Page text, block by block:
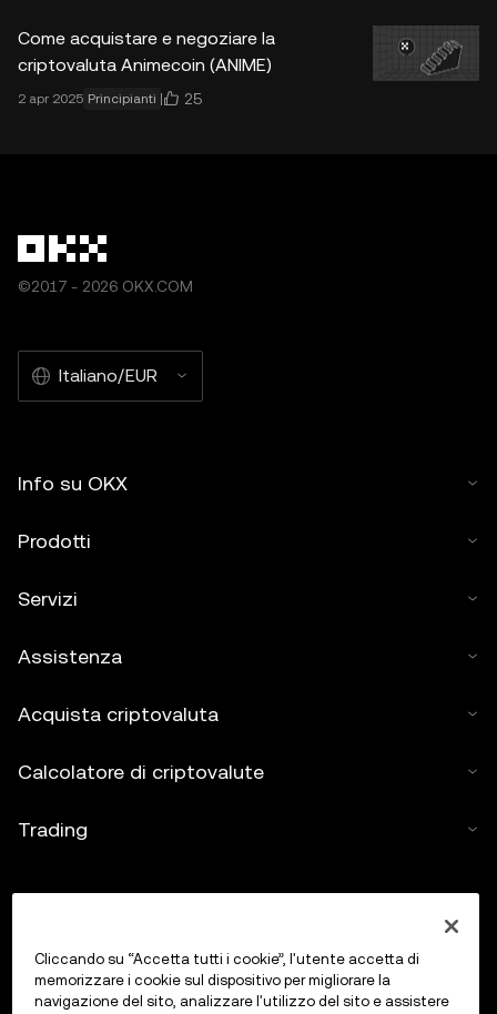
Come acquistare e negoziare la
criptovaluta Animecoin (ANIME)
2 apr 2025 Principianti 25
©2017 - 2026 OKX.COM
Italiano/EUR
Info su OKX
Prodotti
Servizi
Assistenza
Acquista criptovaluta
Calcolatore di criptovalute
Trading
Cliccando su “Accetta tutti i cookie”, l'utente accetta di
memorizzare i cookie sul dispositivo per migliorare la
navigazione del sito, analizzare l'utilizzo del sito e assistere